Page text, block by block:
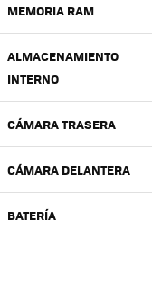
MEMORIA RAM
ALMACENAMIENTO
INTERNO
CÁMARA TRASERA
CÁMARA DELANTERA
BATERÍA